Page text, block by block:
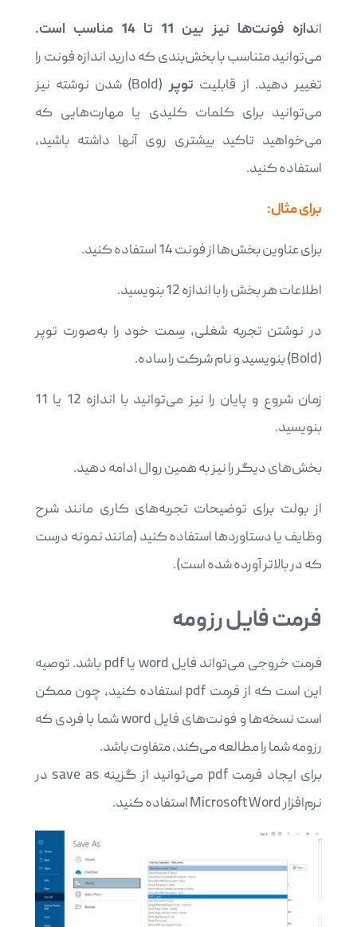
اندازه فونت‌ها نیز بین 11 تا 14 مناسب است.
می‌توانید متناسب با بخش‌بندی که دارید اندازه فونت را
تغییر دهید. از قابلیت توپر
(Bold) شدن نوشته نیز
می‌توانید برای کلمات کلیدی یا مهارت‌هایی که
می‌خواهید تاکید بیشتری روی آنها داشته باشید،
استفاده کنید.
برای مثال:
برای عناوین بخش‌ها از فونت 14 استفاده کنید.
اطلاعات هر بخش را با اندازه 12 بنویسید.
در نوشتن تجربه شغلی، سِمت خود را به‌صورت توپر
(Bold) بنویسید و نام شرکت را ساده.
زمان شروع و پایان را نیز می‌توانید با اندازه 12 یا 11
بنویسید.
بخش‌های دیگر را نیز به همین روال ادامه دهید.
از بولت برای توضیحات تجربه‌های کاری مانند شرح
وظایف یا دستاوردها استفاده کنید (مانند نمونه درست
که در بالاتر آورده شده است).
فرمت فایل رزومه
فرمت خروجی می‌تواند فایل word یا pdf باشد. توصیه
این است که از فرمت pdf استفاده کنید، چون ممکن
است نسخه‌ها و فونت‌های فایل word شما با فردی که
رزومه شما را مطالعه می‌کند، متفاوت باشد.
برای ایجاد فرمت pdf می‌توانید از گزینه save as در
نرم‌افزار Microsoft Word استفاده کنید.